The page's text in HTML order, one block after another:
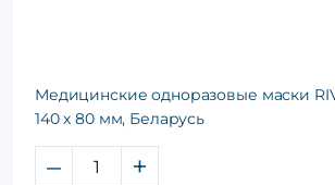
Медицинские одноразовые маски
140 х 80 мм, Беларусь
– +